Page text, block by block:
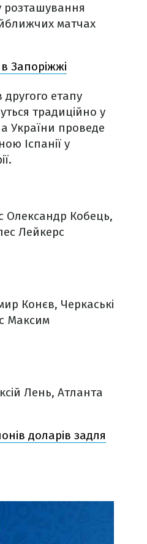
розташування
матчах
Запоріжжі
етапу
традиційно у
України проведе
Іспанії у
Олександр Кобець,
Лейкерс
Конєв, Черкаські
Максим
Лень, Атланта
доларів задля